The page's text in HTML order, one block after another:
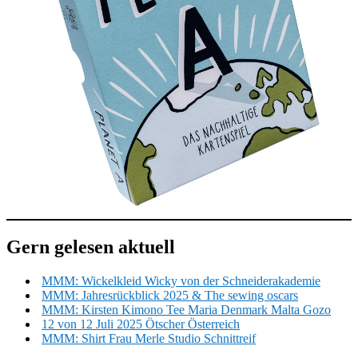
Gern gelesen aktuell
MMM: Wickelkleid Wicky von der Schneiderakademie
MMM: Jahresrückblick 2025 & The sewing oscars
MMM: Kirsten Kimono Tee Maria Denmark Malta Gozo
12 von 12 Juli 2025 Ötscher Österreich
MMM: Shirt Frau Merle Studio Schnittreif